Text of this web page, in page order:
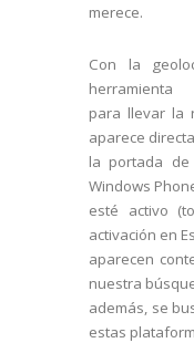
merece.
Con la
herramienta
para llevar la
aparece
la portada de
Windows
esté activo
activación en
aparecen
nuestra
además, se
estas